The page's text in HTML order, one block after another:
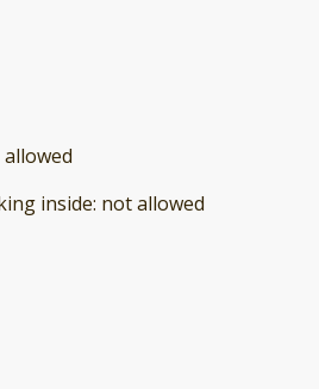
allowed
inside: not allowed